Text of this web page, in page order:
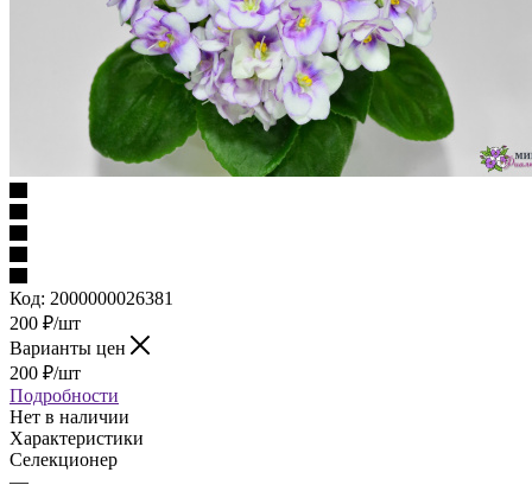
Код: 2000000026381
200 ₽/шт
Варианты цен
200 ₽/шт
Подробности
Нет в наличии
Характеристики
Селекционер
—